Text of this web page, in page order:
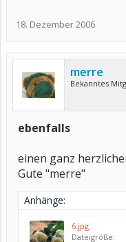
18. Dezember 2006
merre
Bekanntes
ebenfalls
einen ganz
Gute "merre"
Anhänge:
6.jpg
Dateigröße: